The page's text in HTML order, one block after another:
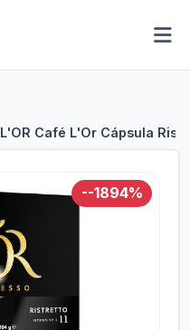
L'OR Café L'Or Cápsula
--1894%